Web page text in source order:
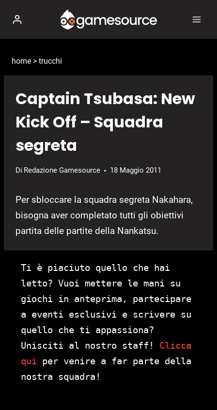
contenuto
home > trucchi
Captain Tsubasa: New
Kick Off – Squadra
segreta
Di Redazione Gamesource 18 Maggio 2011
Per sbloccare la squadra segreta Nakahara,
bisogna aver completato tutti gli obiettivi
partita delle partite della Nankatsu.
Ti è piaciuto quello che hai
letto? Vuoi mettere le mani su
giochi in anteprima, partecipare
a eventi esclusivi e scrivere su
quello che ti appassiona?
Unisciti al nostro staff! Clicca
qui per venire a far parte della
nostra squadra!